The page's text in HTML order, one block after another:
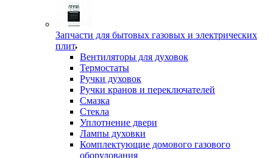
Запчасти для бытовых газовых и электрических
плит
Вентиляторы для духовок
Термостаты
Ручки духовок
Ручки кранов и переключателей
Смазка
Стекла
Уплотнение двери
Лампы духовки
Комплектующие домового газового
оборудования